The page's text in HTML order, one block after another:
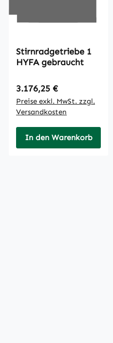
Stirnradgetriebe 1
HYFA gebraucht
Regulärer Preis:
3.176,25 €
Preise exkl. MwSt. zzgl.
Versandkosten
In den Warenkorb